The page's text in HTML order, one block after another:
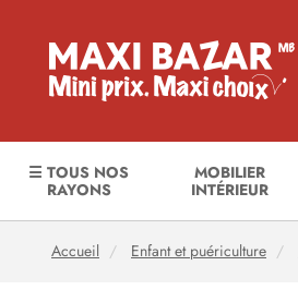
☰ TOUS NOS
RAYONS
MOBILIER
INTÉRIEUR
Accueil Enfant et puériculture